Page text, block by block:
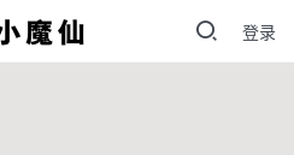
登录